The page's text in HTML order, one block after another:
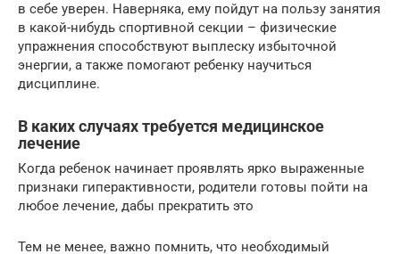
в себе уверен. Наверняка, ему пойдут на пользу занятия
в какой-нибудь спортивной секции – физические
упражнения способствуют выплеску избыточной
энергии, а также помогают ребенку научиться
дисциплине.
В каких случаях требуется медицинское
лечение
Когда ребенок начинает проявлять ярко выраженные
признаки гиперактивности, родители готовы пойти на
любое лечение, дабы прекратить это
Тем не менее, важно помнить, что необходимый